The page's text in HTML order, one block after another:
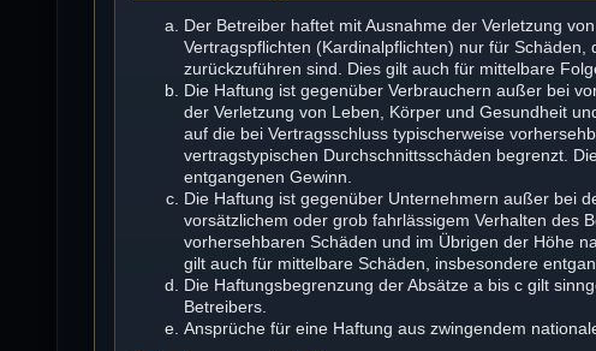
Der Betreiber haftet mit Ausnahme der Verletzung
Vertragspflichten (Kardinalpflichten) nur für
zurückzuführen sind. Dies gilt auch für mittelbare
Die Haftung ist gegenüber Verbrauchern außer bei
der Verletzung von Leben, Körper und Gesundheit
auf die bei Vertragsschluss typischerweise
vertragstypischen Durchschnittsschäden begrenzt.
entgangenen Gewinn.
Die Haftung ist gegenüber Unternehmern außer bei
vorsätzlichem oder grob fahrlässigem Verhalten des
vorhersehbaren Schäden und im Übrigen der Höhe
gilt auch für mittelbare Schäden, insbesondere
Die Haftungsbegrenzung der Absätze a bis c gilt
Betreibers.
Ansprüche für eine Haftung aus zwingendem